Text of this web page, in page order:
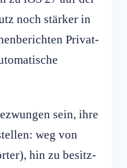
noch stärker in
Privat-
sein, ihre
weg von
hin zu besitz-